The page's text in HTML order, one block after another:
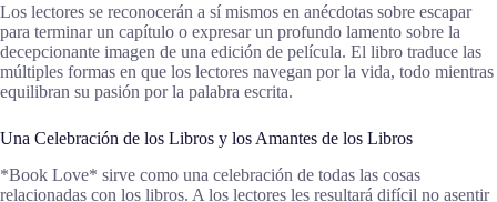
Los lectores se reconocerán a sí mismos en anécdotas sobre escapar
para terminar un capítulo o expresar un profundo lamento sobre la
decepcionante imagen de una edición de película. El libro traduce las
múltiples formas en que los lectores navegan por la vida, todo mientras
equilibran su pasión por la palabra escrita.
Una Celebración de los Libros y los Amantes de los Libros
*Book Love* sirve como una celebración de todas las cosas
relacionadas con los libros. A los lectores les resultará difícil no asentir